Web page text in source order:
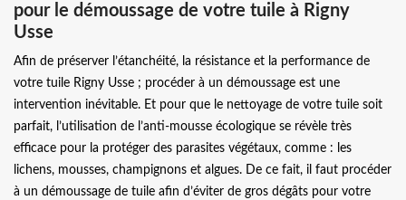
pour le démoussage de votre tuile à Rigny
Usse
Afin de préserver l’étanchéité, la résistance et la performance de
votre tuile Rigny Usse ; procéder à un démoussage est une
intervention inévitable. Et pour que le nettoyage de votre tuile soit
parfait, l’utilisation de l’anti-mousse écologique se révèle très
efficace pour la protéger des parasites végétaux, comme : les
lichens, mousses, champignons et algues. De ce fait, il faut procéder
à un démoussage de tuile afin d’éviter de gros dégâts pour votre